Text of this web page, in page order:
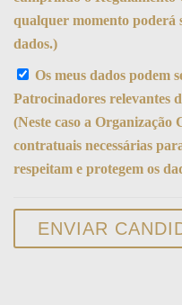
qualquer momento poderá
dados.)
Os meus dados podem
Patrocinadores relevantes
(Neste caso a
contratuais necessárias
respeitam e protegem os
ENVIAR